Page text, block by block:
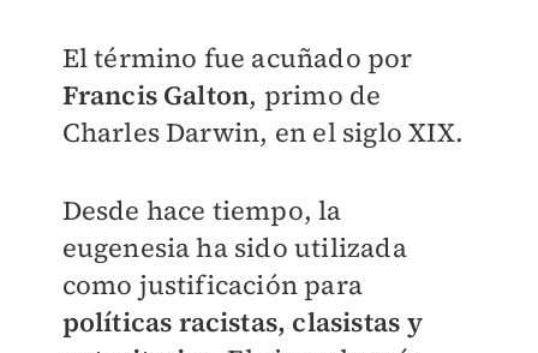
El término fue acuñado por
Francis Galton, primo de
Charles Darwin, en el siglo XIX.
Desde hace tiempo, la
eugenesia ha sido utilizada
como justificación para
políticas racistas, clasistas y